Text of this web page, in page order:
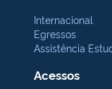
Internacional
Egressos
Assistência
Acessos